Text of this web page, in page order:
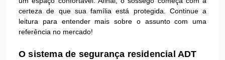
certeza de que sua família está protegida. Continue a
leitura para entender mais sobre o assunto com uma
referência no mercado!
O sistema de segurança residencial ADT